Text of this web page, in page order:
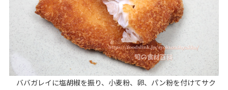
ババガレイに塩胡椒を振り、小麦粉、卵、パン粉を付けてサク